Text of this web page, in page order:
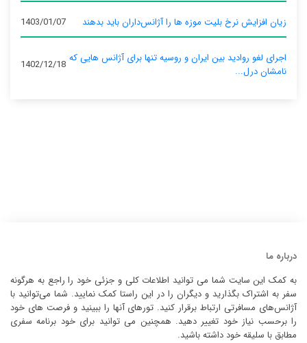
زیان افزایش نرخ بلیت موزه ها را آژانس‌داران باید بدهند 1403/01/07
اجرای لغو روادید بین ایران و روسیه تنها برای آژانس‌ هایی که
نامشان درل...
1402/12/18
درباره ما
به کمک این سایت شما می توانید اطلاعات کلی و جزئی خود را راجع به هرگونه
سفر به اشتراک بگذارید و دیگران را در این راستا کمک نمایید. شما می‌توانید با
آژانس‌های مسافرتی ارتباط برقرار کنید. تورهای آنها را ببینید و فرصت های خود
را برحسب نیاز خود تغییر دهید. همچنین می توانید برای خود برنامه سفری
مطابق با سلیقه خود داشته باشید.